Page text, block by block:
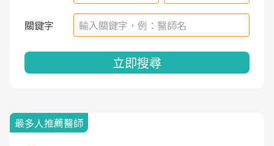
關鍵字
立即搜尋
最多人推薦醫師